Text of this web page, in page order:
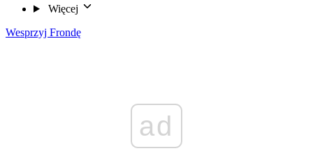
Więcej
Wesprzyj Frondę
ad